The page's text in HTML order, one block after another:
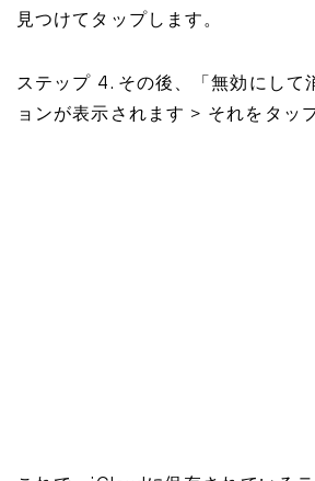
見つけてタップします。
ステップ 4. その後、「無効にして
ョンが表示されます > それをタッ